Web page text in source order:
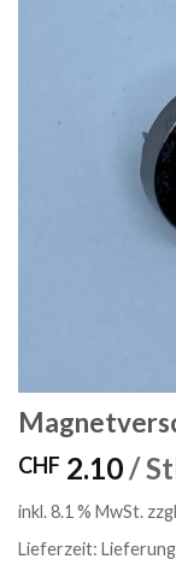
CHF 2.10 /
inkl. 8.1 % MwSt.
Lieferzeit: